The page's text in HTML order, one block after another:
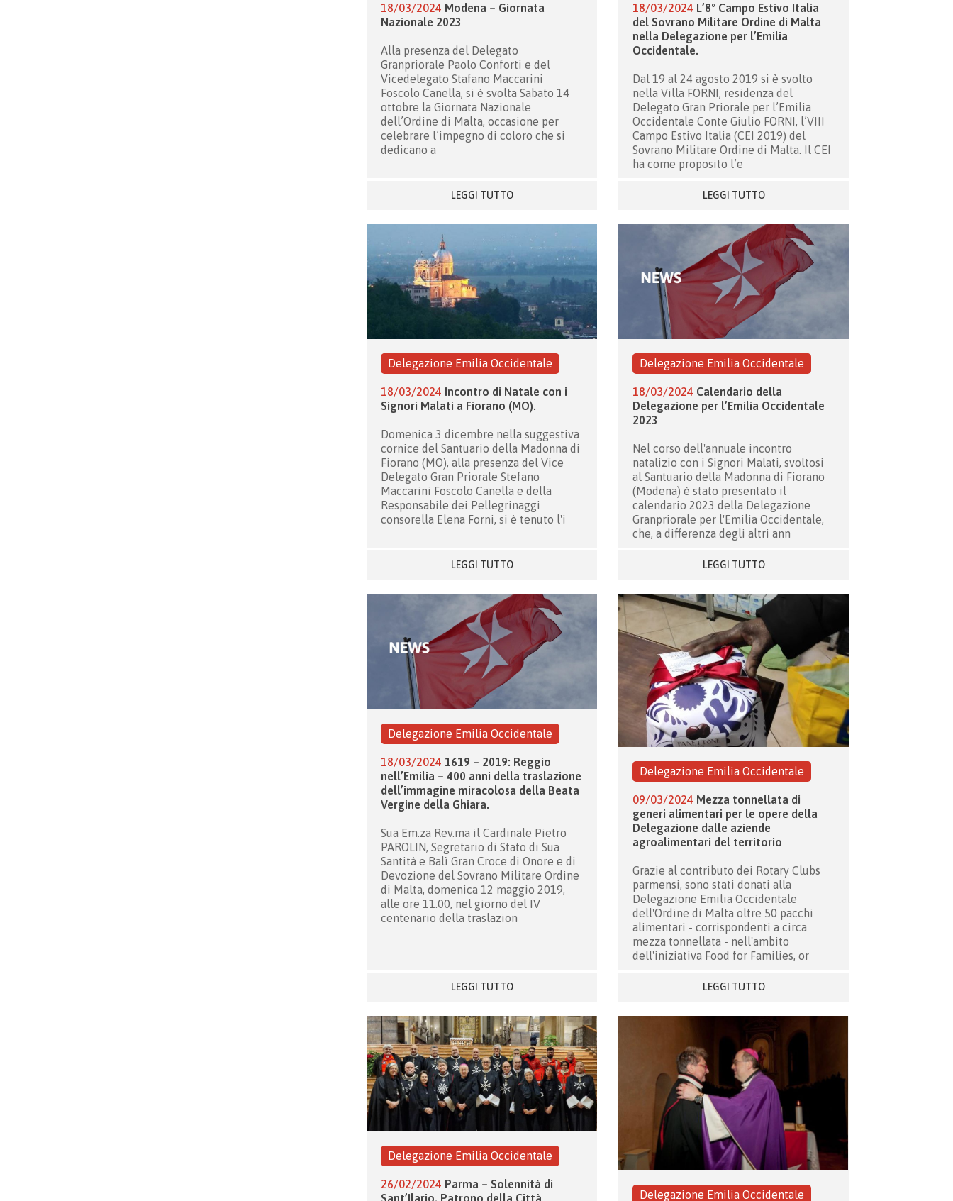
18/03/2024 Modena – Giornata
Nazionale 2023
Alla presenza del Delegato
Granpriorale Paolo Conforti e del
Vicedelegato Stafano Maccarini
Foscolo Canella, si è svolta Sabato 14
ottobre la Giornata Nazionale
dell’Ordine di Malta, occasione per
celebrare l’impegno di coloro che si
dedicano a
LEGGI TUTTO
18/03/2024 L’8° Campo Estivo Italia
del Sovrano Militare Ordine di Malta
nella Delegazione per l’Emilia
Occidentale.
Dal 19 al 24 agosto 2019 si è svolto
nella Villa FORNI, residenza del
Delegato Gran Priorale per l’Emilia
Occidentale Conte Giulio FORNI, l’VIII
Campo Estivo Italia (CEI 2019) del
Sovrano Militare Ordine di Malta. Il CEI
ha come proposito l’e
LEGGI TUTTO
Delegazione Emilia Occidentale
18/03/2024 Incontro di Natale con i
Signori Malati a Fiorano (MO).
Domenica 3 dicembre nella suggestiva
cornice del Santuario della Madonna di
Fiorano (MO), alla presenza del Vice
Delegato Gran Priorale Stefano
Maccarini Foscolo Canella e della
Responsabile dei Pellegrinaggi
consorella Elena Forni, si è tenuto l'i
LEGGI TUTTO
Delegazione Emilia Occidentale
18/03/2024 Calendario della
Delegazione per l’Emilia Occidentale
2023
Nel corso dell'annuale incontro
natalizio con i Signori Malati, svoltosi
al Santuario della Madonna di Fiorano
(Modena) è stato presentato il
calendario 2023 della Delegazione
Granpriorale per l'Emilia Occidentale,
che, a differenza degli altri ann
LEGGI TUTTO
Delegazione Emilia Occidentale
18/03/2024 1619 – 2019: Reggio
nell’Emilia – 400 anni della traslazione
dell’immagine miracolosa della Beata
Vergine della Ghiara.
Sua Em.za Rev.ma il Cardinale Pietro
PAROLIN, Segretario di Stato di Sua
Santità e Balì Gran Croce di Onore e di
Devozione del Sovrano Militare Ordine
di Malta, domenica 12 maggio 2019,
alle ore 11.00, nel giorno del IV
centenario della traslazion
LEGGI TUTTO
Delegazione Emilia Occidentale
09/03/2024 Mezza tonnellata di
generi alimentari per le opere della
Delegazione dalle aziende
agroalimentari del territorio
Grazie al contributo dei Rotary Clubs
parmensi, sono stati donati alla
Delegazione Emilia Occidentale
dell'Ordine di Malta oltre 50 pacchi
alimentari - corrispondenti a circa
mezza tonnellata - nell'ambito
dell'iniziativa Food for Families, or
LEGGI TUTTO
Delegazione Emilia Occidentale
26/02/2024 Parma – Solennità di
Sant’Ilario, Patrono della Città
Delegazione Emilia Occidentale